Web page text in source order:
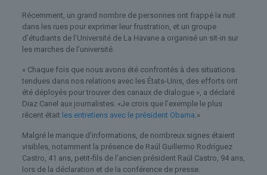
Récemment, un grand nombre de personnes ont frappé la nuit
dans les rues pour exprimer leur frustration, et un groupe
d’étudiants de l’Université de La Havane a organisé un sit-in sur
les marches de l’université.
« Chaque fois que nous avons été confrontés à des situations
tendues dans nos relations avec les États-Unis, des efforts ont
été déployés pour trouver des canaux de dialogue », a déclaré
Diaz Canel aux journalistes. «Je crois que l’exemple le plus
récent était les entretiens avec le président Obama .»
Malgré le manque d’informations, de nombreux signes étaient
visibles, notamment la présence de Raúl Guillermo Rodríguez
Castro, 41 ans, petit-fils de l’ancien président Raúl Castro, 94 ans,
lors de la déclaration et de la conférence de presse.